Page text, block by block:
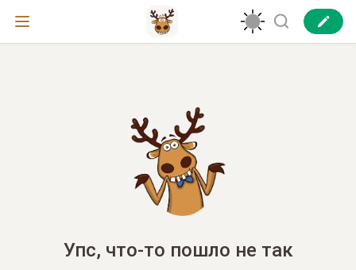
Упс, что-то пошло не так